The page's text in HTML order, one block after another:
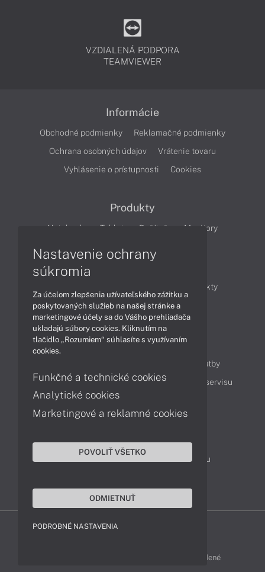
VZDIALENÁ PODPORA
TEAMVIEWER
Informácie
Obchodné podmienky
Reklamačné podmienky
Ochrana osobných údajov
Vrátenie tovaru
Vyhlásenie o prístupnosti
Cookies
Produkty
Notebooky Tablety Počítače Monitory
Produkty
Technológie
Videá
Obsah
Možnosti doručenia a platby
Podpora a servis
Servisné služby Cenník servisu
Kontakty
043 4224 771
Obchodné oddelenie
Reklamácia tovaru
ACER-SHOP © 2011 - 2026 Všetky práva vyhradené
Nastavenie ochrany
súkromia
Za účelom zlepšenia užívateľského zážitku a
poskytovaných služieb na našej stránke a
marketingové účely sa do Vášho prehliadača
ukladajú súbory cookies. Kliknutím na
tlačidlo „Rozumiem“ súhlasíte s využívaním
cookies.
Funkčné a technické cookies
Analytické cookies
Marketingové a reklamné cookies
POVOLIŤ VŠETKO
ODMIETNUŤ
PODROBNÉ NASTAVENIA